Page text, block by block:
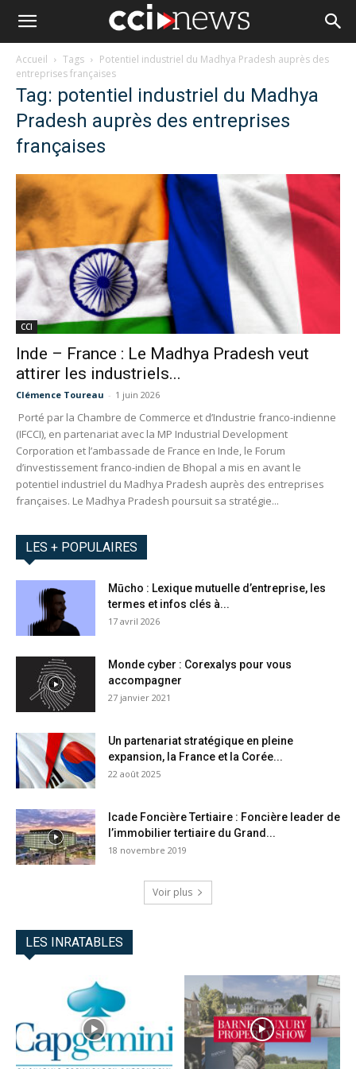
Accueil Tags
Potentiel industriel du Madhya Pradesh auprès des
entreprises françaises
Tag: potentiel industriel du Madhya
Pradesh auprès des entreprises
françaises
CCI
Inde – France : Le Madhya Pradesh veut
attirer les industriels...
Clémence Toureau - 1 juin 2026
Porté par la Chambre de Commerce et d’Industrie franco-indienne
(IFCCI), en partenariat avec la MP Industrial Development
Corporation et l’ambassade de France en Inde, le Forum
d’investissement franco-indien de Bhopal a mis en avant le
potentiel industriel du Madhya Pradesh auprès des entreprises
françaises. Le Madhya Pradesh poursuit sa stratégie...
LES + POPULAIRES
Mūcho : Lexique mutuelle d’entreprise, les
termes et infos clés à...
17 avril 2026
Monde cyber : Corexalys pour vous
accompagner
27 janvier 2021
Un partenariat stratégique en pleine
expansion, la France et la Corée...
22 août 2025
Icade Foncière Tertiaire : Foncière leader de
l’immobilier tertiaire du Grand...
18 novembre 2019
Voir plus
LES INRATABLES